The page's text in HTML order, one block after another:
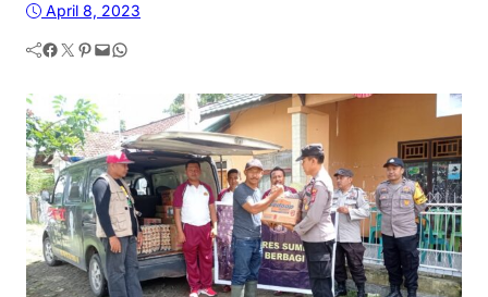
April 8, 2023
Facebook Twitter Pinterest Mail WhatsApp